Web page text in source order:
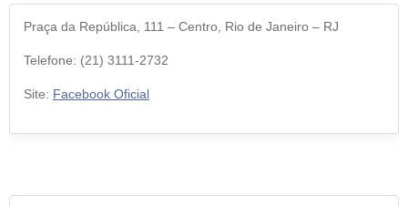
Praça da República, 111 – Centro, Rio de Janeiro – RJ
Telefone: (21) 3111-2732
Site: Facebook Oficial